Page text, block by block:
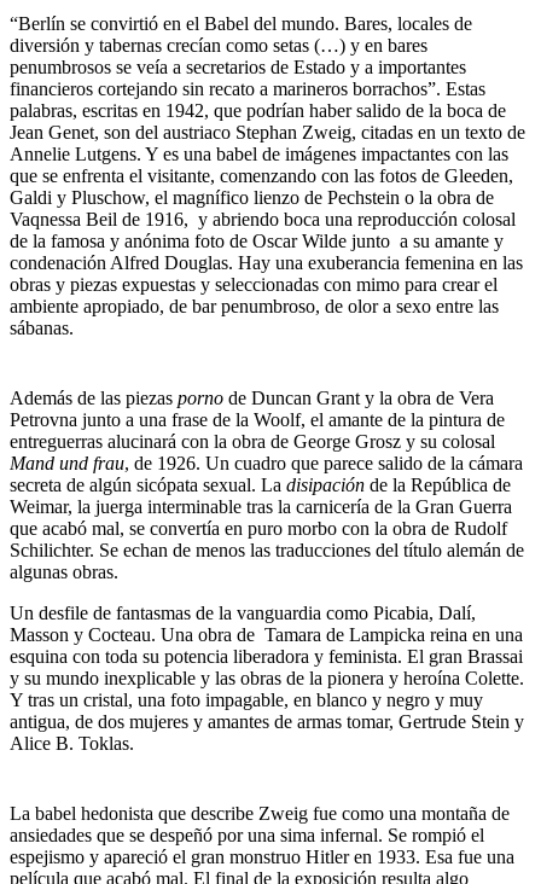
“Berlín se convirtió en el Babel del mundo. Bares, locales de
diversión y tabernas crecían como setas (…) y en bares
penumbrosos se veía a secretarios de Estado y a importantes
financieros cortejando sin recato a marineros borrachos”. Estas
palabras, escritas en 1942, que podrían haber salido de la boca de
Jean Genet, son del austriaco Stephan Zweig, citadas en un texto de
Annelie Lutgens. Y es una babel de imágenes impactantes con las
que se enfrenta el visitante, comenzando con las fotos de Gleeden,
Galdi y Pluschow, el magnífico lienzo de Pechstein o la obra de
Vaqnessa Beil de 1916, y abriendo boca una reproducción colosal
de la famosa y anónima foto de Oscar Wilde junto a su amante y
condenación Alfred Douglas. Hay una exuberancia femenina en las
obras y piezas expuestas y seleccionadas con mimo para crear el
ambiente apropiado, de bar penumbroso, de olor a sexo entre las
sábanas.
Además de las piezas porno de Duncan Grant y la obra de Vera
Petrovna junto a una frase de la Woolf, el amante de la pintura de
entreguerras alucinará con la obra de George Grosz y su colosal
Mand und frau, de 1926. Un cuadro que parece salido de la cámara
secreta de algún sicópata sexual. La disipación de la República de
Weimar, la juerga interminable tras la carnicería de la Gran Guerra
que acabó mal, se convertía en puro morbo con la obra de Rudolf
Schilichter. Se echan de menos las traducciones del título alemán de
algunas obras.
Un desfile de fantasmas de la vanguardia como Picabia, Dalí,
Masson y Cocteau. Una obra de Tamara de Lampicka reina en una
esquina con toda su potencia liberadora y feminista. El gran Brassai
y su mundo inexplicable y las obras de la pionera y heroína Colette.
Y tras un cristal, una foto impagable, en blanco y negro y muy
antigua, de dos mujeres y amantes de armas tomar, Gertrude Stein y
Alice B. Toklas.
La babel hedonista que describe Zweig fue como una montaña de
ansiedades que se despeñó por una sima infernal. Se rompió el
espejismo y apareció el gran monstruo Hitler en 1933. Esa fue una
película que acabó mal. El final de la exposición resulta algo